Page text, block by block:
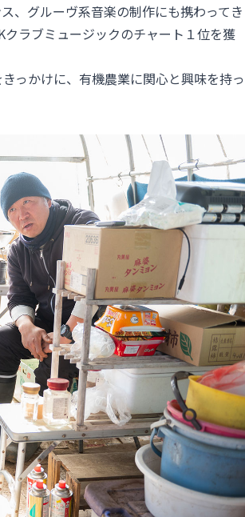
、グルーヴ系音楽の制作にも携わってき
ラブミュージックのチャート１位を獲
っかけに、有機農業に関心と興味を持っ